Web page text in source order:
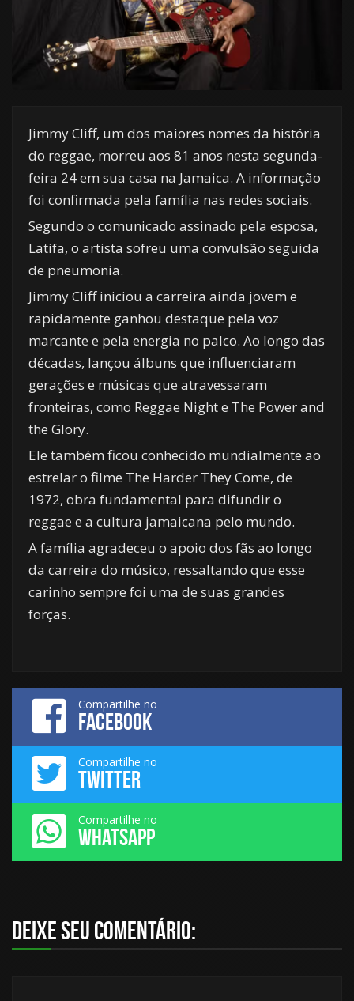
Jimmy Cliff, um dos maiores nomes da história
do reggae, morreu aos 81 anos nesta segunda-
feira 24 em sua casa na Jamaica. A informação
foi confirmada pela família nas redes sociais.
Segundo o comunicado assinado pela esposa,
Latifa, o artista sofreu uma convulsão seguida
de pneumonia.
Jimmy Cliff iniciou a carreira ainda jovem e
rapidamente ganhou destaque pela voz
marcante e pela energia no palco. Ao longo das
décadas, lançou álbuns que influenciaram
gerações e músicas que atravessaram
fronteiras, como Reggae Night e The Power and
the Glory.
Ele também ficou conhecido mundialmente ao
estrelar o filme The Harder They Come, de
1972, obra fundamental para difundir o
reggae e a cultura jamaicana pelo mundo.
A família agradeceu o apoio dos fãs ao longo
da carreira do músico, ressaltando que esse
carinho sempre foi uma de suas grandes
forças.
Compartilhe no
FACEBOOK
Compartilhe no
TWITTER
Compartilhe no
WHATSAPP
Deixe seu comentário: